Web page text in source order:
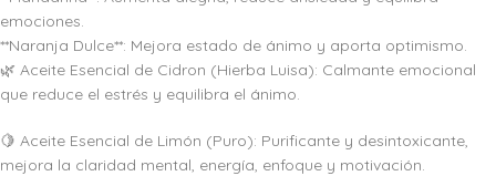
emociones.
**Naranja Dulce**: Mejora estado de ánimo y aporta optimismo.
🌿 Aceite Esencial de Cidron (Hierba Luisa): Calmante emocional
que reduce el estrés y equilibra el ánimo.
🍋 Aceite Esencial de Limón (Puro): Purificante y desintoxicante,
mejora la claridad mental, energía, enfoque y motivación.